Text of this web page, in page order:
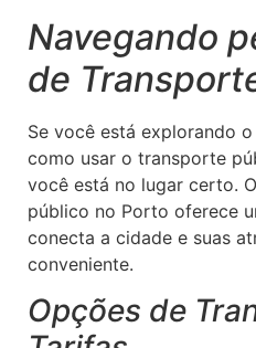
Navegando
de
Se você está explorando
como usar o transporte
você está no lugar certo.
público no Porto oferece
conecta a cidade e suas
conveniente.
Opções de